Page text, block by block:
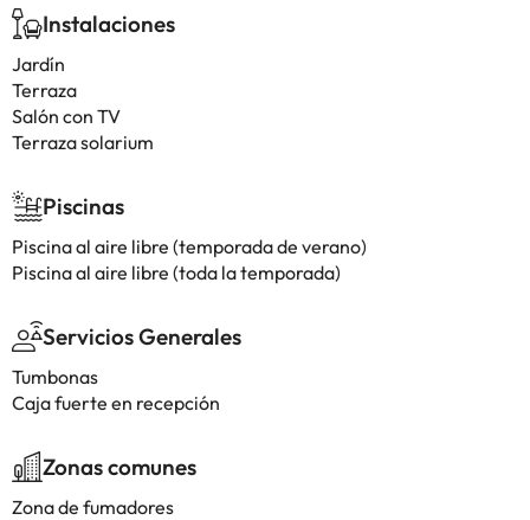
Instalaciones
Jardín
Terraza
Salón con TV
Terraza solarium
Piscinas
Piscina al aire libre (temporada de verano)
Piscina al aire libre (toda la temporada)
Servicios Generales
Tumbonas
Caja fuerte en recepción
Zonas comunes
Zona de fumadores